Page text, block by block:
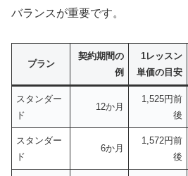
バランスが重要です。
プラン
契約期間の
例
1レッスン
単価の目安
スタンダー
ド
12か月
1,525円前
後
スタンダー
ド
6か月
1,572円前
後